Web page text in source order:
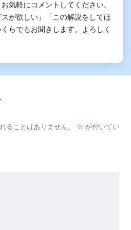
気軽にコメントしてください。
が欲しい」「この解説をしてほ
らでもお聞きします。よろしく
ることはありません。 ※ が付いてい